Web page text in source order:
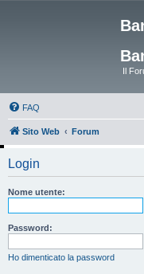
Il
FAQ
Sito Web Forum
Login
Nome utente:
Password:
Ho dimenticato la password